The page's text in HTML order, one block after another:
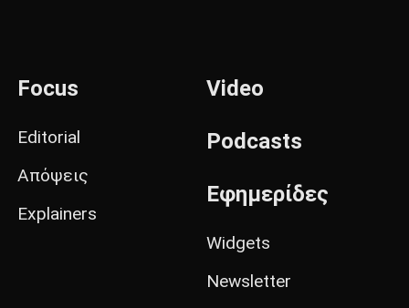
Focus
Editorial
Απόψεις
Explainers
Video
Podcasts
Εφημερίδες
Widgets
Newsletter